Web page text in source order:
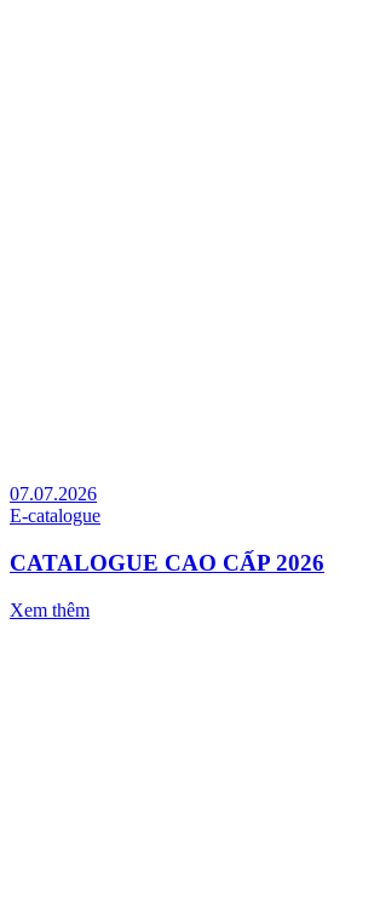
07.07.2026
E-catalogue
CATALOGUE CAO CẤP 2026
Xem thêm